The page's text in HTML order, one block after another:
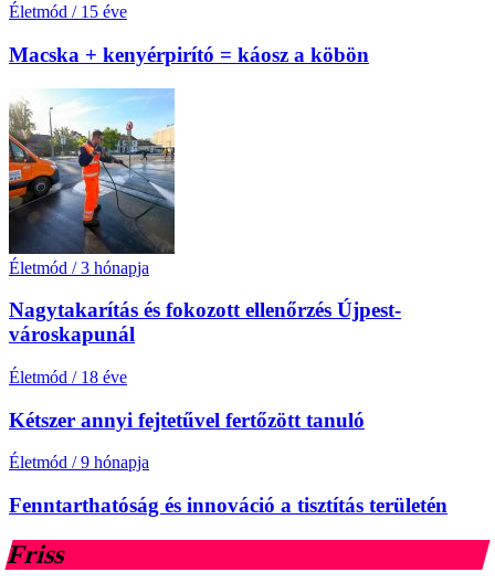
Életmód / 15 éve
Macska + kenyérpirító = káosz a köbön
Életmód / 3 hónapja
Nagytakarítás és fokozott ellenőrzés Újpest-
városkapunál
Életmód / 18 éve
Kétszer annyi fejtetűvel fertőzött tanuló
Életmód / 9 hónapja
Fenntarthatóság és innováció a tisztítás területén
Friss